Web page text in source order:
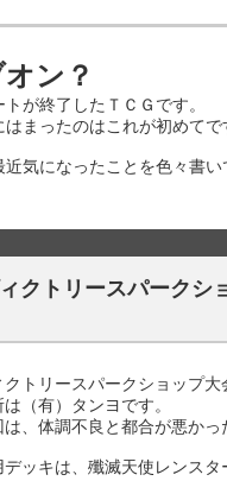
ン？
が終了したＴＣＧです。
まったのはこれが初めて
気になったことを色々書い
クトリースパークシ
クトリースパークショップ大
（有）タンヨです。
は、体調不良と都合が悪かっ
デッキは、殲滅天使レンスタ